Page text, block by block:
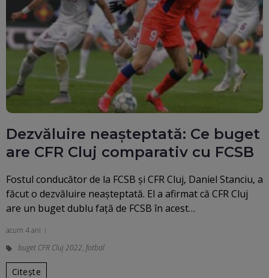
Dezvăluire neașteptată: Ce buget
are CFR Cluj comparativ cu FCSB
Fostul conducător de la FCSB și CFR Cluj, Daniel Stanciu, a
făcut o dezvăluire neașteptată. El a afirmat că CFR Cluj
are un buget dublu față de FCSB în acest…
acum 4 ani
buget CFR Cluj 2022, fotbal
Citește